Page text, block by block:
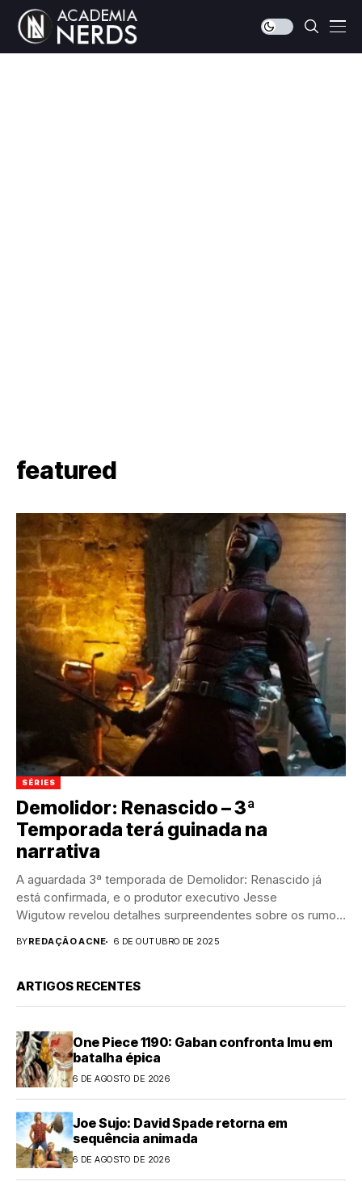
featured
SÉRIES
Demolidor: Renascido – 3ª
Temporada terá guinada na
narrativa
A aguardada 3ª temporada de Demolidor: Renascido já
está confirmada, e o produtor executivo Jesse
Wigutow revelou detalhes surpreendentes sobre os rumos
da série. Em entrevista ao Collider, ele...
BYREDAÇÃO ACNE 6 DE OUTUBRO DE 2025
ARTIGOS RECENTES
One Piece 1190: Gaban confronta Imu em
batalha épica
6 DE AGOSTO DE 2026
Joe Sujo: David Spade retorna em
sequência animada
6 DE AGOSTO DE 2026